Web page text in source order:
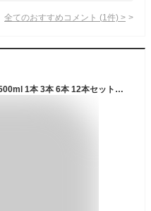
全てのおすすめコメント (1 件) >
ひんやりシャツシャワー ストロング 500ml 1本 3本 6本 12本セットミントの香り グレープフルーツの香り 極冷 本体 ボトル 冷感スプレー シーツ 衣服 洋服 スーツ ユニフォーム スポーツ ミスト 冷却 涼感 クール ひんやり 暑さ対策 夏